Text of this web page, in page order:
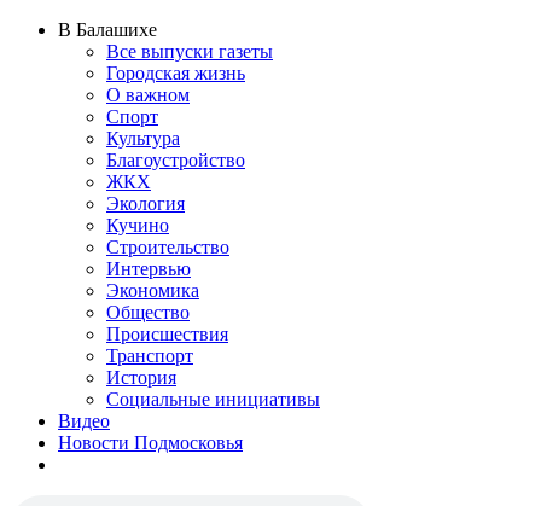
В Балашихе
Все выпуски газеты
Городская жизнь
О важном
Спорт
Культура
Благоустройство
ЖКХ
Экология
Кучино
Строительство
Интервью
Экономика
Общество
Происшествия
Транспорт
История
Социальные инициативы
Видео
Новости Подмосковья